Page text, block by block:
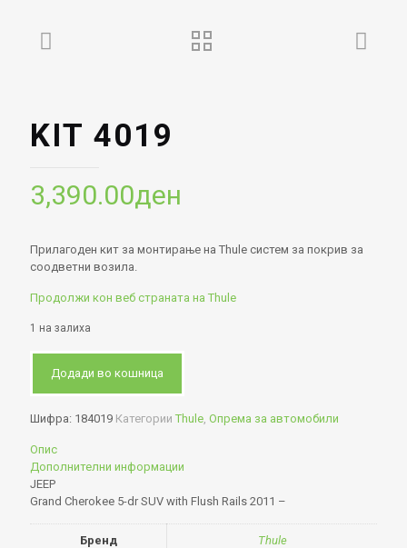
KIT 4019
3,390.00ден
Прилагоден кит за монтирање на Thule систем за покрив за
соодветни возила.
Продолжи кон веб страната на Thule
1 на залиха
Додади во кошница
Шифра: 184019 Категории Thule, Опрема за автомобили
Опис
Дополнителни информации
JEEP
Grand Cherokee 5-dr SUV with Flush Rails 2011 –
Бренд Thule